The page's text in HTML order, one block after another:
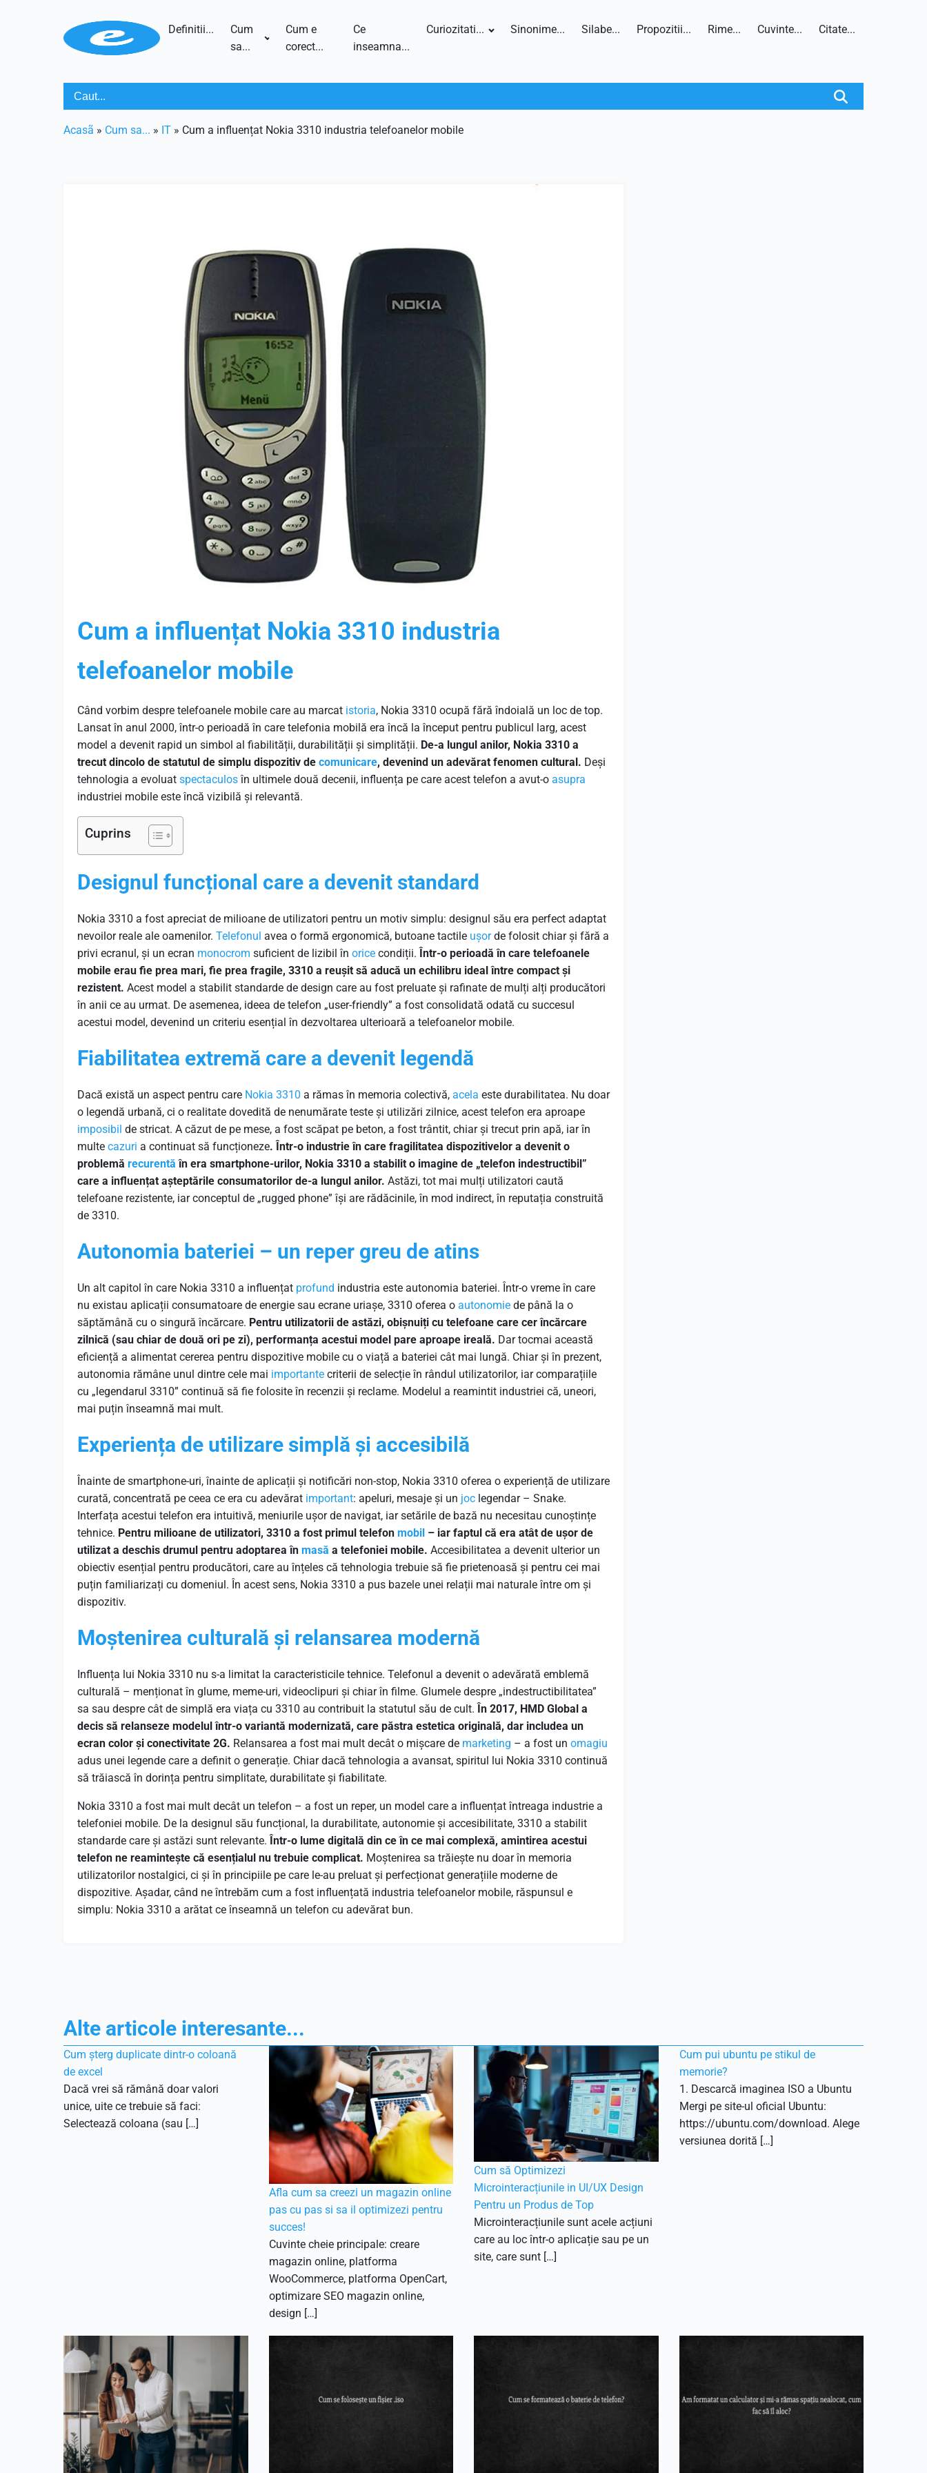
Definitii...
Cum
sa...
Cum e
corect...
Ce
inseamna...
Curiozitati... Sinonime... Silabe... Propozitii... Rime... Cuvinte... Citate...
Acasã » Cum sa... » IT » Cum a influențat Nokia 3310 industria telefoanelor mobile
Cum a influențat Nokia 3310 industria
telefoanelor mobile
Când vorbim despre telefoanele mobile care au marcat istoria, Nokia 3310 ocupă fără îndoială un loc de top.
Lansat în anul 2000, într-o perioadă în care telefonia mobilă era încă la început pentru publicul larg, acest
model a devenit rapid un simbol al fiabilității, durabilității și simplității. De-a lungul anilor, Nokia 3310 a
trecut dincolo de statutul de simplu dispozitiv de comunicare, devenind un adevărat fenomen cultural. Deși
tehnologia a evoluat spectaculosîn ultimele două decenii, influența pe care acest telefon a avut-o asupra
industriei mobile este încă vizibilă și relevantă.
Cuprins
Designul funcțional care a devenit standard
Nokia 3310 a fost apreciat de milioane de utilizatori pentru un motiv simplu: designul său era perfect adaptat
nevoilor reale ale oamenilor. Telefonul avea o formă ergonomică, butoane tactile ușorde folosit chiar și fără a
privi ecranul, și un ecran monocrom suficient de lizibil în orice condiții. Într-o perioadă în care telefoanele
mobile erau fie prea mari, fie prea fragile, 3310 a reușit să aducă un echilibru ideal între compact și
rezistent. Acest model a stabilit standarde de design care au fost preluate și rafinate de mulți alți producători
în anii ce au urmat. De asemenea, ideea de telefon „user-friendly” a fost consolidată odată cu succesul
acestui model, devenind un criteriu esențial în dezvoltarea ulterioară a telefoanelor mobile.
Fiabilitatea extremă care a devenit legendă
Dacă există un aspect pentru care Nokia 3310 a rămas în memoria colectivă, acela este durabilitatea. Nu doar
o legendă urbană, ci o realitate dovedită de nenumărate teste și utilizări zilnice, acest telefon era aproape
imposibil de stricat. A căzut de pe mese, a fost scăpat pe beton, a fost trântit, chiar și trecut prin apă, iar în
multe cazuri a continuat să funcționeze. Într-o industrie în care fragilitatea dispozitivelor a devenit o
problemă recurentă în era smartphone-urilor, Nokia 3310 a stabilit o imagine de „telefon indestructibil”
care a influențat așteptările consumatorilor de-a lungul anilor. Astăzi, tot mai mulți utilizatori caută
telefoane rezistente, iar conceptul de „rugged phone” își are rădăcinile, în mod indirect, în reputația construită
de 3310.
Autonomia bateriei – un reper greu de atins
Un alt capitol în care Nokia 3310 a influențat profund industria este autonomia bateriei. Într-o vreme în care
nu existau aplicații consumatoare de energie sau ecrane uriașe, 3310 oferea o autonomie de până la o
săptămână cu o singură încărcare. Pentru utilizatorii de astăzi, obișnuiți cu telefoane care cer încărcare
zilnică (sau chiar de două ori pe zi), performanța acestui model pare aproape ireală. Dar tocmai această
eficiență a alimentat cererea pentru dispozitive mobile cu o viață a bateriei cât mai lungă. Chiar și în prezent,
autonomia rămâne unul dintre cele mai importante criterii de selecție în rândul utilizatorilor, iar comparațiile
cu „legendarul 3310” continuă să fie folosite în recenzii și reclame. Modelul a reamintit industriei că, uneori,
mai puțin înseamnă mai mult.
Experiența de utilizare simplă și accesibilă
Înainte de smartphone-uri, înainte de aplicații și notificări non-stop, Nokia 3310 oferea o experiență de utilizare
curată, concentrată pe ceea ce era cu adevărat important: apeluri, mesaje și un joc legendar – Snake.
Interfața acestui telefon era intuitivă, meniurile ușor de navigat, iar setările de bază nu necesitau cunoștințe
tehnice. Pentru milioane de utilizatori, 3310 a fost primul telefon mobil – iar faptul că era atât de ușor de
utilizat a deschis drumul pentru adoptarea în masă a telefoniei mobile. Accesibilitatea a devenit ulterior un
obiectiv esențial pentru producători, care au înțeles că tehnologia trebuie să fie prietenoasă și pentru cei mai
puțin familiarizați cu domeniul. În acest sens, Nokia 3310 a pus bazele unei relații mai naturale între om și
dispozitiv.
Moștenirea culturală și relansarea modernă
Influența lui Nokia 3310 nu s-a limitat la caracteristicile tehnice. Telefonul a devenit o adevărată emblemă
culturală – menționat în glume, meme-uri, videoclipuri și chiar în filme. Glumele despre „indestructibilitatea”
sa sau despre cât de simplă era viața cu 3310 au contribuit la statutul său de cult. În 2017, HMD Global a
decis să relanseze modelul într-o variantă modernizată, care păstra estetica originală, dar includea un
ecran color și conectivitate 2G. Relansarea a fost mai mult decât o mișcare de marketing – a fost un omagiu
adus unei legende care a definit o generație. Chiar dacă tehnologia a avansat, spiritul lui Nokia 3310 continuă
să trăiască în dorința pentru simplitate, durabilitate și fiabilitate.
Nokia 3310 a fost mai mult decât un telefon – a fost un reper, un model care a influențat întreaga industrie a
telefoniei mobile. De la designul său funcțional, la durabilitate, autonomie și accesibilitate, 3310 a stabilit
standarde care și astăzi sunt relevante. Într-o lume digitală din ce în ce mai complexă, amintirea acestui
telefon ne reamintește că esențialul nu trebuie complicat. Moștenirea sa trăiește nu doar în memoria
utilizatorilor nostalgici, ci și în principiile pe care le-au preluat și perfecționat generațiile moderne de
dispozitive. Așadar, când ne întrebăm cum a fost influențată industria telefoanelor mobile, răspunsul e
simplu: Nokia 3310 a arătat ce înseamnă un telefon cu adevărat bun.
Alte articole interesante...
Cum șterg duplicate dintr-o coloană
de excel
Dacă vrei să rămână doar valori
unice, uite ce trebuie să faci:
Selectează coloana (sau […]
Afla cum sa creezi un magazin online
pas cu pas si sa il optimizezi pentru
succes!
Cuvinte cheie principale: creare
magazin online, platforma
WooCommerce, platforma OpenCart,
optimizare SEO magazin online,
design […]
Cum să Optimizezi
Microinteracțiunile in UI/UX Design
Pentru un Produs de Top
Microinteracțiunile sunt acele acțiuni
care au loc într-o aplicație sau pe un
site, care sunt […]
Cum pui ubuntu pe stikul de
memorie?
1. Descarcă imaginea ISO a Ubuntu
Mergi pe site-ul oficial Ubuntu:
https://ubuntu.com/download. Alege
versiunea dorită […]